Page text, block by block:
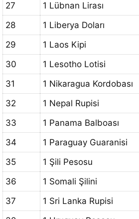
27
1 Lübnan Lirası
28
1 Liberya Doları
29
1 Laos Kipi
30
1 Lesotho Lotisi
31
1 Nikaragua Kordobası
32
1 Nepal Rupisi
33
1 Panama Balboası
34
1 Paraguay Guaranisi
35
1 Şili Pesosu
36
1 Somali Şilini
37
1 Sri Lanka Rupisi